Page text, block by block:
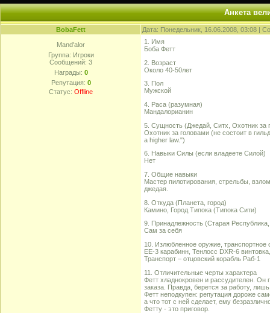
Анкета
BobaFett Дата: Понедельник, 16.06.2008, 03:08 |
Mand'alor
Группа: Игроки
Сообщений: 3
Награды: 0
Репутация: 0
Статус: Offline
1. Имя
Боба Фетт
2. Возраст
Около 40-50лет
3. Пол
Мужской
4. Раса (разумная)
Мандалорианин
5. Сущность (Джедай, Ситх, Охотник за
Охотник за головами (не состоит в
a higher law.")
6. Навыки Силы (если владеете Силой)
Нет
7. Общие навыки
Мастер пилотирования, стрельбы,
джедая.
8. Откуда (Планета, город)
Камино, Город Типока (Типока Сити)
9. Принадлежность (Старая
Сам за себя
10. Излюбленное оружие, транспортное
ЕЕ-3 карабинн, Тенлосс DXR-6
Транспорт – отцовский корабль Раб-1
11. Отличительные черты характера
Фетт хладнокровен и рассудителен. Он
заказа. Правда, берется за работу,
Фетт неподкупен: репутация дороже
а что тот с ней сделает, ему
Фетту - это приговор.